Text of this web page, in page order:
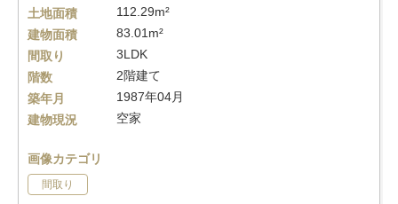
土地面積
112.29m²
建物面積
83.01m²
間取り
3LDK
階数
2階建て
築年月
1987年04月
建物現況
空家
画像カテゴリ
間取り